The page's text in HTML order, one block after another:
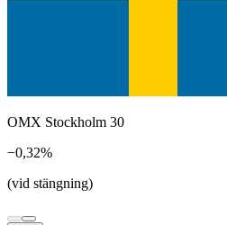
OMX Stockholm 30
−0,32%
(vid stängning)